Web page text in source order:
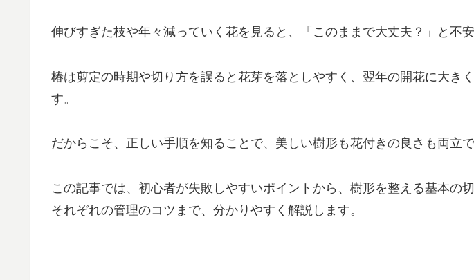
伸びすぎた枝や年々減っていく花を見ると、「このままで大丈夫？」と不
椿は剪定の時期や切り方を誤ると花芽を落としやすく、翌年の開花に大き
す。
だからこそ、正しい手順を知ることで、美しい樹形も花付きの良さも両立で
この記事では、初心者が失敗しやすいポイントから、樹形を整える基本の
それぞれの管理のコツまで、分かりやすく解説します。